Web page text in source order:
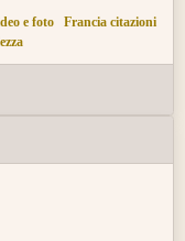
e foto
Francia citazioni